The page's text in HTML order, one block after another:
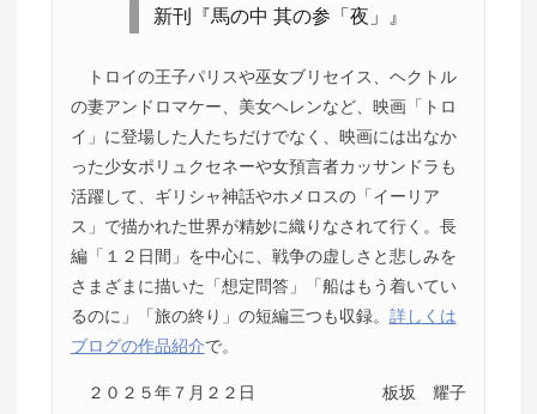
新刊『馬の中 其の参「夜」』
トロイの王子パリスや巫女ブリセイス、ヘクトル
の妻アンドロマケー、美女ヘレンなど、映画「トロ
イ」に登場した人たちだけでなく、映画には出なか
った少女ポリュクセネーや女預言者カッサンドラも
活躍して、ギリシャ神話やホメロスの「イーリア
ス」で描かれた世界が精妙に織りなされて行く。長
編「１２日間」を中心に、戦争の虚しさと悲しみを
さまざまに描いた「想定問答」「船はもう着いてい
るのに」「旅の終り」の短編三つも収録。 詳しくは
ブログの作品紹介で。
２０２５年７月２２日 板坂 耀子